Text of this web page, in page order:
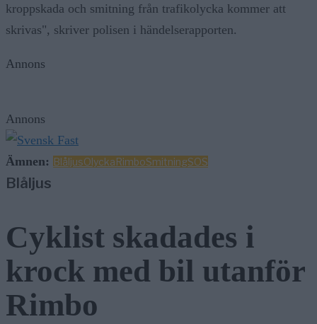
kroppskada och smitning från trafikolycka kommer att
skrivas", skriver polisen i händelserapporten.
Annons
Annons
Ämnen: BlåljusOlyckaRimboSmitningSOS
Blåljus
Cyklist skadades i
krock med bil utanför
Rimbo